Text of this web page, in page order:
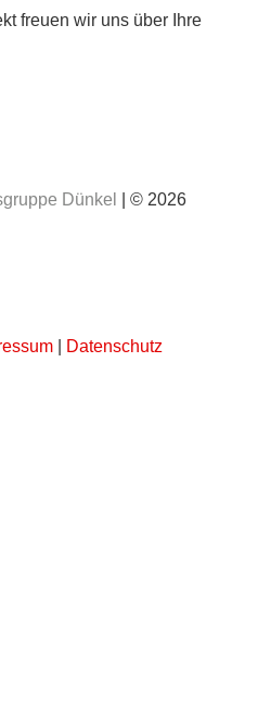
freuen wir uns über Ihre
Dünkel | © 2026
Datenschutz